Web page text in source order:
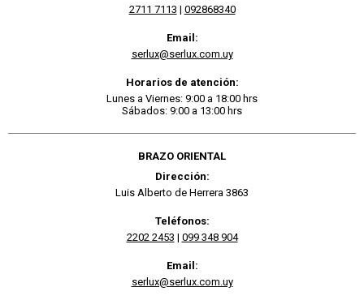
2711 7113 | 092868340
Email:
serlux@serlux.com.uy
Horarios de atención:
Lunes a Viernes: 9:00 a 18:00 hrs
Sábados: 9:00 a 13:00 hrs
BRAZO ORIENTAL
Dirección:
Luis Alberto de Herrera 3863
Teléfonos:
2202 2453 | 099 348 904
Email:
serlux@serlux.com.uy